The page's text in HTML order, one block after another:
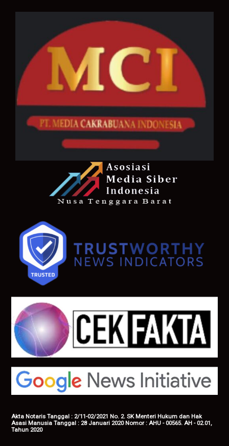
Akta Notaris Tanggal : 2/11-02/2021 No. 2. SK Menteri Hukum dan Hak
Asasi Manusia Tanggal : 28 Januari 2020 Nomor : AHU - 00565. AH - 02.01,
Tahun 2020